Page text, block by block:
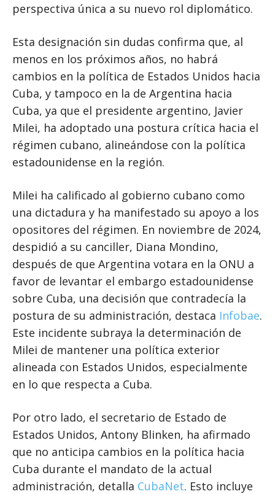
perspectiva única a su nuevo rol diplomático.
Esta designación sin dudas confirma que, al
menos en los próximos años, no habrá
cambios en la política de Estados Unidos hacia
Cuba, y tampoco en la de Argentina hacia
Cuba, ya que el presidente argentino, Javier
Milei, ha adoptado una postura crítica hacia el
régimen cubano, alineándose con la política
estadounidense en la región.
Milei ha calificado al gobierno cubano como
una dictadura y ha manifestado su apoyo a los
opositores del régimen. En noviembre de 2024,
despidió a su canciller, Diana Mondino,
después de que Argentina votara en la ONU a
favor de levantar el embargo estadounidense
sobre Cuba, una decisión que contradecía la
postura de su administración, destaca Infobae.
Este incidente subraya la determinación de
Milei de mantener una política exterior
alineada con Estados Unidos, especialmente
en lo que respecta a Cuba.
Por otro lado, el secretario de Estado de
Estados Unidos, Antony Blinken, ha afirmado
que no anticipa cambios en la política hacia
Cuba durante el mandato de la actual
administración, detalla CubaNet. Esto incluye